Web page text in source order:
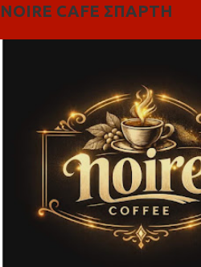
NOIRE CAFE ΣΠΑΡΤΗ